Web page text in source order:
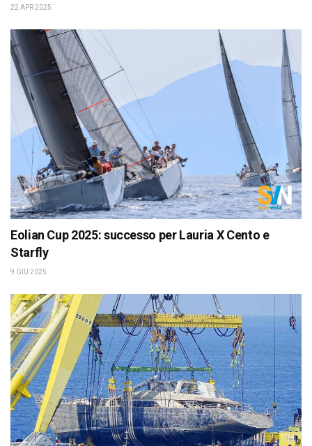
22 APR 2025
Eolian Cup 2025: successo per Lauria X Cento e
Starfly
9 GIU 2025